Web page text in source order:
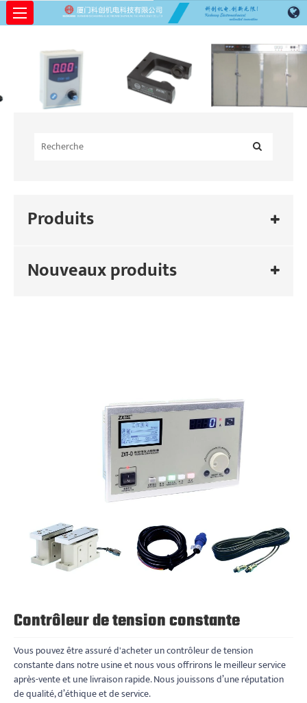
Produits
Nouveaux produits
Contrôleur de tension constante
Vous pouvez être assuré d'acheter un contrôleur de tension
constante dans notre usine et nous vous offrirons le meilleur service
après-vente et une livraison rapide. Nous jouissons d’une réputation
de qualité, d’éthique et de service.